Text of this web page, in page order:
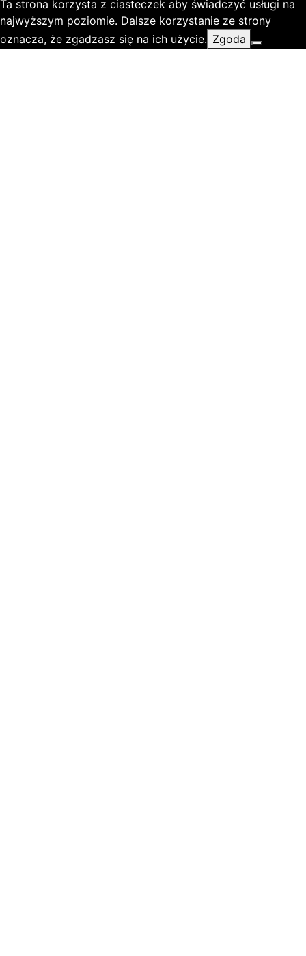
Ta strona korzysta z ciasteczek aby świadczyć usługi na
najwyższym poziomie. Dalsze korzystanie ze strony
oznacza, że zgadzasz się na ich użycie. Zgoda